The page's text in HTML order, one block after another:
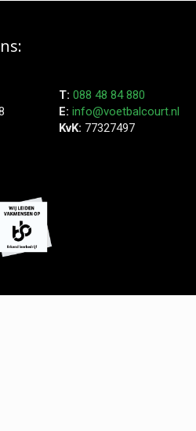
T: 088 48 84 880
E: info@voetbalcourt.nl
KvK: 77327497